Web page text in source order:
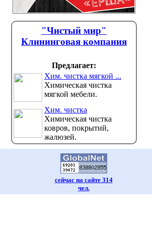
"Чистый мир"
Клининговая компания
Предлагает:
Хим. чистка мягкой ...
Химическая чистка
мягкой мебели.
Хим. чистка
Химическая чистка
ковров, покрытий,
жалюзей.
сейчас на сайте 314
чел.